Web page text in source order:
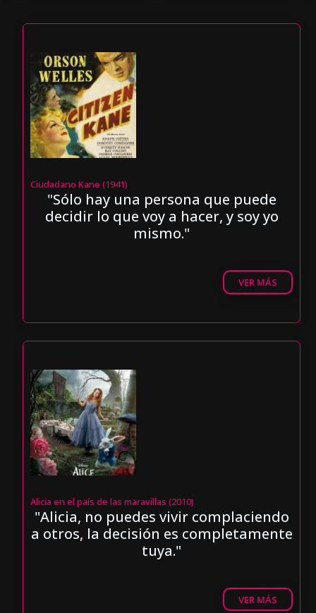
Ciudadano Kane (1941)
"Sólo hay una persona que puede
decidir lo que voy a hacer, y soy yo
mismo."
VER MÁS
Alicia en el país de las maravillas (2010)
"Alicia, no puedes vivir complaciendo
a otros, la decisión es completamente
tuya."
VER MÁS